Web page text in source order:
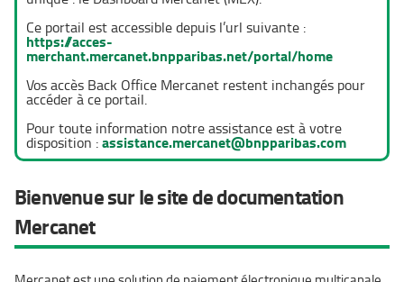
Ce portail est accessible depuis l’url suivante :
https://acces-
merchant.mercanet.bnpparibas.net/portal/home
Vos accès Back Office Mercanet restent inchangés pour
accéder à ce portail.
Pour toute information notre assistance est à votre
disposition :assistance.mercanet@bnpparibas.com
Bienvenue sur le site de documentation
Mercanet